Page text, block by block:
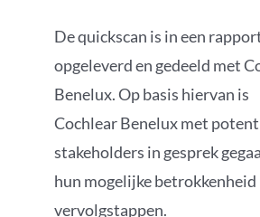
De quickscan is in een
opgeleverd en gedeeld met
Benelux. Op basis hiervan is
Cochlear Benelux met
stakeholders in gesprek
hun mogelijke betrokkenheid
vervolgstappen.